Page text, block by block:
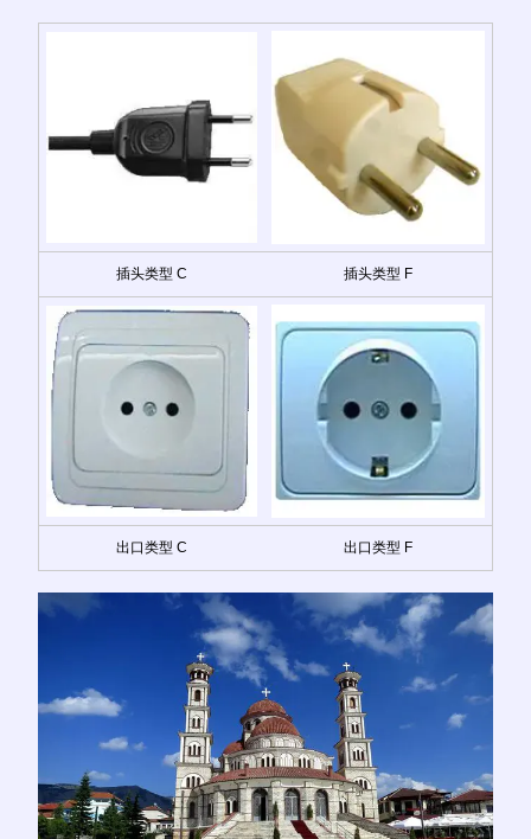
插头类型 C 插头类型 F
出口类型 C 出口类型 F